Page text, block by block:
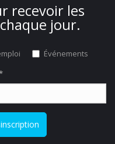
recevoir les
jour.
Événements